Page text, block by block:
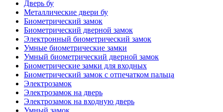
Дверь бу
Металлические двери бу
Биометрический замок
Биометрический дверной замок
Электронный биометрический замок
Умные биометрические замки
Умный биометрический дверной замок
Биометрические замки для входных
Биометрический замок с отпечатком пальца
Электрозамок
Электрозамок на дверь
Электрозамок на входную дверь